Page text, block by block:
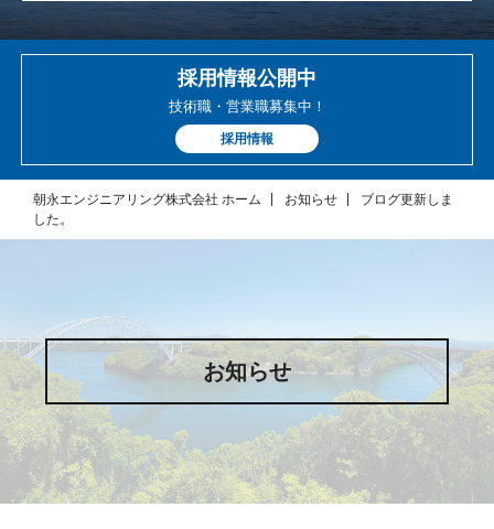
採用情報公開中
技術職・営業職募集中！
採用情報
朝永エンジニアリング株式会社 ホーム お知らせ
ブログ更新しま
した。
お知らせ